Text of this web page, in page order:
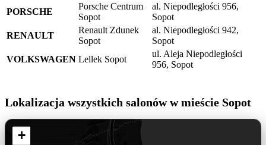
PORSCHE
Porsche Centrum
Sopot
al. Niepodległości 956,
Sopot
RENAULT
Renault Zdunek
Sopot
al. Niepodległości 942,
Sopot
VOLKSWAGEN Lellek Sopot
ul. Aleja Niepodległości
956, Sopot
Lokalizacja wszystkich salonów w mieście Sopot
+